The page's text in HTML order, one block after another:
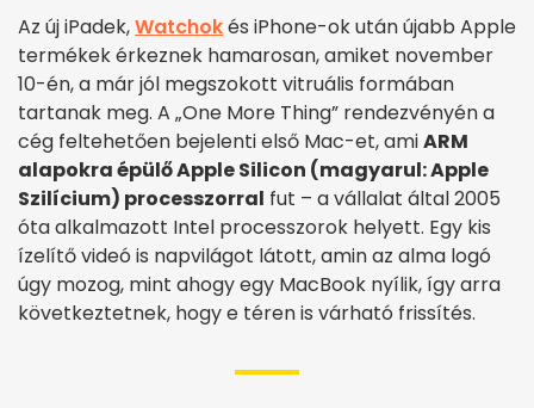
Az új iPadek,Watchokés iPhone-ok után újabb Apple
termékek érkeznek hamarosan, amiket november
10-én, a már jól megszokott vitruális formában
tartanak meg. A „One More Thing” rendezvényén a
cég feltehetően bejelenti első Mac-et, amiARM
alapokra épülő Apple Silicon (magyarul: Apple
Szilícium) processzorral fut – a vállalat által 2005
óta alkalmazott Intel processzorok helyett. Egy kis
ízelítő videó is napvilágot látott, amin az alma logó
úgy mozog, mint ahogy egy MacBook nyílik, így arra
következtetnek, hogy e téren is várható frissítés.